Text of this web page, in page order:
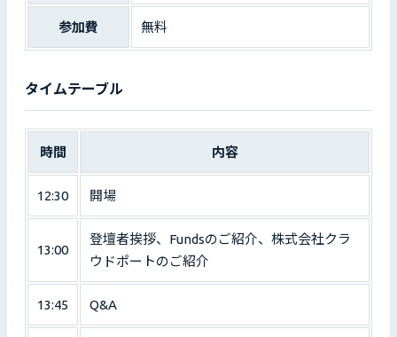
参加費 無料
タイムテーブル
時間 内容
12:30 開場
13:00
登壇者挨拶、Fundsのご紹介、株式会社クラ
ウドポートのご紹介
13:45 Q&A